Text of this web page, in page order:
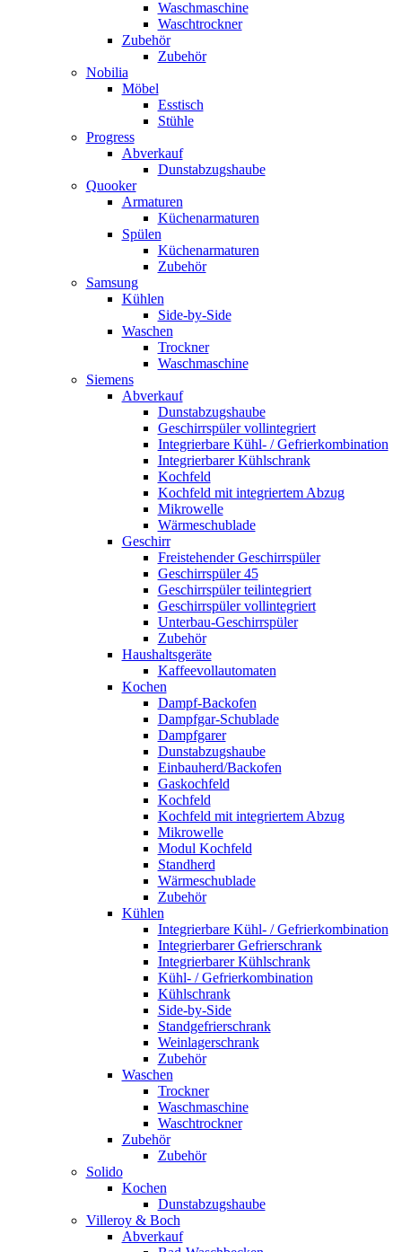
Waschmaschine
Waschtrockner
Zubehör
Zubehör
Nobilia
Möbel
Esstisch
Stühle
Progress
Abverkauf
Dunstabzugshaube
Quooker
Armaturen
Küchenarmaturen
Spülen
Küchenarmaturen
Zubehör
Samsung
Kühlen
Side-by-Side
Waschen
Trockner
Waschmaschine
Siemens
Abverkauf
Dunstabzugshaube
Geschirrspüler vollintegriert
Integrierbare Kühl- / Gefrierkombination
Integrierbarer Kühlschrank
Kochfeld
Kochfeld mit integriertem Abzug
Mikrowelle
Wärmeschublade
Geschirr
Freistehender Geschirrspüler
Geschirrspüler 45
Geschirrspüler teilintegriert
Geschirrspüler vollintegriert
Unterbau-Geschirrspüler
Zubehör
Haushaltsgeräte
Kaffeevollautomaten
Kochen
Dampf-Backofen
Dampfgar-Schublade
Dampfgarer
Dunstabzugshaube
Einbauherd/Backofen
Gaskochfeld
Kochfeld
Kochfeld mit integriertem Abzug
Mikrowelle
Modul Kochfeld
Standherd
Wärmeschublade
Zubehör
Kühlen
Integrierbare Kühl- / Gefrierkombination
Integrierbarer Gefrierschrank
Integrierbarer Kühlschrank
Kühl- / Gefrierkombination
Kühlschrank
Side-by-Side
Standgefrierschrank
Weinlagerschrank
Zubehör
Waschen
Trockner
Waschmaschine
Waschtrockner
Zubehör
Zubehör
Solido
Kochen
Dunstabzugshaube
Villeroy & Boch
Abverkauf